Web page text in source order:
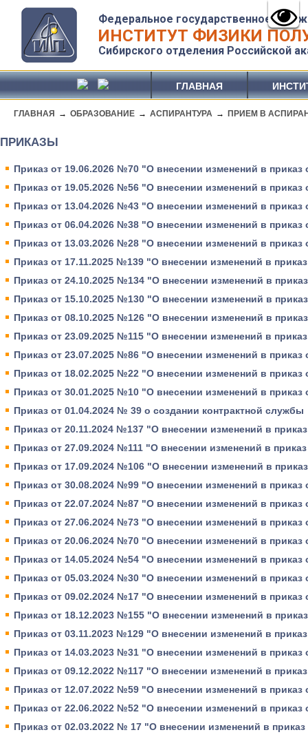
Федеральное государственное
ИНСТИТУТ ФИЗИКИ
Сибирского отделения Российской
ГЛАВНАЯ
ГЛАВНАЯ → ОБРАЗОВАНИЕ → АСПИРАНТУРА → ПРИЕМ В
ПРИКАЗЫ
Приказ от 19.06.2026 №70 "О внесении изменений в приказ
Приказ от 19.05.2026 №56 "О внесении изменений в приказ
Приказ от 13.04.2026 №43 "О внесении изменений в приказ
Приказ от 06.04.2026 №38 "О внесении изменений в приказ
Приказ от 13.03.2026 №28 "О внесении изменений в приказ
Приказ от 17.11.2025 №139 "О внесении изменений в
Приказ от 24.10.2025 №134 "О внесении изменений в
Приказ от 15.10.2025 №130 "О внесении изменений в
Приказ от 08.10.2025 №126 "О внесении изменений в
Приказ от 23.09.2025 №115 "О внесении изменений в
Приказ от 23.07.2025 №86 "О внесении изменений в приказ
Приказ от 18.02.2025 №22 "О внесении изменений в приказ
Приказ от 30.01.2025 №10 "О внесении изменений в приказ
Приказ от 01.04.2024 № 39 о создании контрактной службы
Приказ от 20.11.2024 №137 "О внесении изменений в
Приказ от 27.09.2024 №111 "О внесении изменений в
Приказ от 17.09.2024 №106 "О внесении изменений в
Приказ от 30.08.2024 №99 "О внесении изменений в приказ
Приказ от 22.07.2024 №87 "О внесении изменений в приказ
Приказ от 27.06.2024 №73 "О внесении изменений в приказ
Приказ от 20.06.2024 №70 "О внесении изменений в приказ
Приказ от 14.05.2024 №54 "О внесении изменений в приказ
Приказ от 05.03.2024 №30 "О внесении изменений в приказ
Приказ от 09.02.2024 №17 "О внесении изменений в приказ
Приказ от 18.12.2023 №155 "О внесении изменений в
Приказ от 03.11.2023 №129 "О внесении изменений в
Приказ от 14.03.2023 №31 "О внесении изменений в приказ
Приказ от 09.12.2022 №117 "О внесении изменений в
Приказ от 12.07.2022 №59 "О внесении изменений в приказ
Приказ от 22.06.2022 №52 "О внесении изменений в приказ
Приказ от 02.03.2022 № 17 "О внесении изменений в